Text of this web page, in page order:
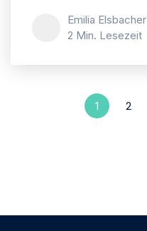
Emilia Elsbacher
2 Min. Lesezeit
1 2